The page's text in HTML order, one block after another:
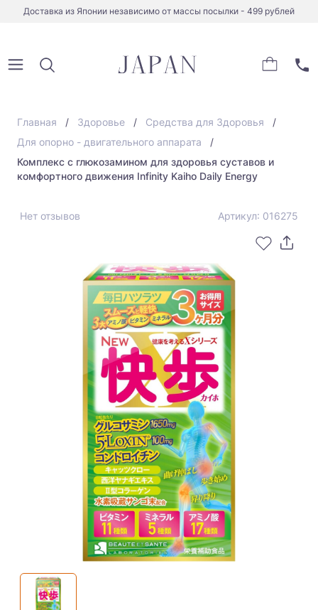
Доставка из Японии независимо от массы посылки - 499 рублей
Главная Здоровье
Средства для Здоровья
Для опорно - двигательного аппарата
Комплекс с глюкозамином для здоровья суставов и
комфортного движения Infinity Kaiho Daily Energy
Нет отзывов Артикул: 016275